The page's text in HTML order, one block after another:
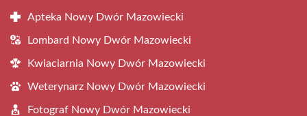
Apteka Nowy Dwór Mazowiecki
Lombard Nowy Dwór Mazowiecki
Kwiaciarnia Nowy Dwór Mazowiecki
Weterynarz Nowy Dwór Mazowiecki
Fotograf Nowy Dwór Mazowiecki